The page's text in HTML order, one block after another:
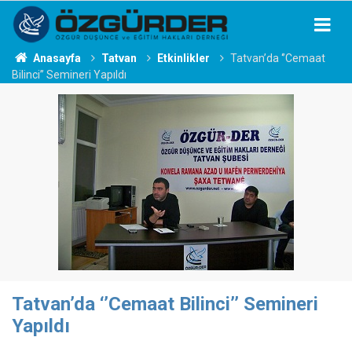
Anasayfa Tatvan Etkinlikler
Tatvan’da ‘’Cemaat
Bilinci’’ Semineri Yapıldı
Tatvan’da ‘’Cemaat Bilinci’’ Semineri
Yapıldı